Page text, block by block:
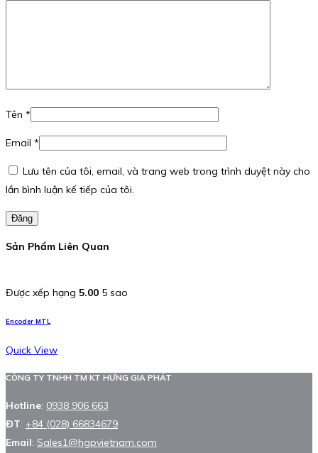
Tên *
Email *
Lưu tên của tôi, email, và trang web trong trình duyệt này cho
lần bình luận kế tiếp của tôi.
Đăng
Sản Phẩm Liên Quan
Được xếp hạng 5.00 5 sao
Encoder MTL
Quick View
CÔNG TY TNHH TM KT HƯNG GIA PHÁT
Hotline: 0938 906 663
ĐT: +84 (028) 66834679
Email: Sales1@hgpvietnam.com